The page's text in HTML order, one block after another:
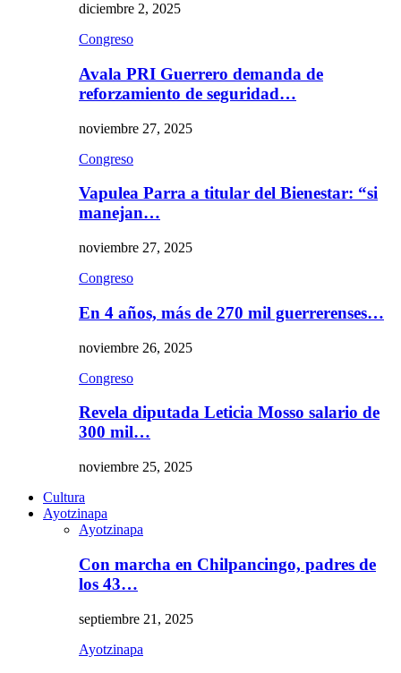
diciembre 2, 2025
Congreso
Avala PRI Guerrero demanda de
reforzamiento de seguridad…
noviembre 27, 2025
Congreso
Vapulea Parra a titular del Bienestar: “si
manejan…
noviembre 27, 2025
Congreso
En 4 años, más de 270 mil guerrerenses…
noviembre 26, 2025
Congreso
Revela diputada Leticia Mosso salario de
300 mil…
noviembre 25, 2025
Cultura
Ayotzinapa
Ayotzinapa
Con marcha en Chilpancingo, padres de
los 43…
septiembre 21, 2025
Ayotzinapa